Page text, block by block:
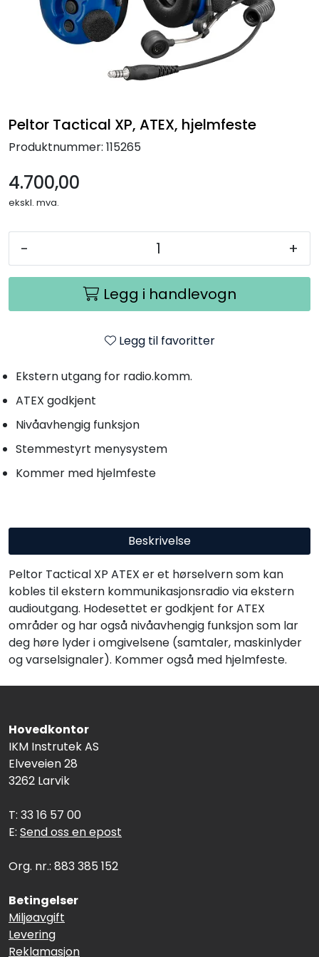
Peltor Tactical XP, ATEX, hjelmfeste
Produktnummer: 115265
4.700,00
ekskl. mva.
- +
Legg i handlevogn
Legg til favoritter
Ekstern utgang for radio.komm.
ATEX godkjent
Nivåavhengig funksjon
Stemmestyrt menysystem
Kommer med hjelmfeste
Beskrivelse
Peltor Tactical XP ATEX er et hørselvern som kan
kobles til ekstern kommunikasjonsradio via ekstern
audioutgang. Hodesettet er godkjent for ATEX
områder og har også nivåavhengig funksjon som lar
deg høre lyder i omgivelsene (samtaler, maskinlyder
og varselsignaler). Kommer også med hjelmfeste.
Hovedkontor
IKM Instrutek AS
Elveveien 28
3262 Larvik
T: 33 16 57 00
E: Send oss en epost
Org. nr.: 883 385 152
Betingelser
Miljøavgift
Levering
Reklamasjon
Termografi
Maskinvern & Instrumentering
Kampanjer
Outlet